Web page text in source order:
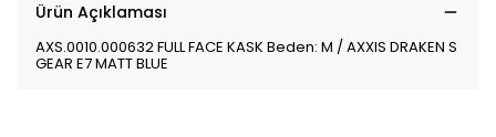
Ürün Açıklaması
AXS.0010.000632 FULL FACE KASK Beden: M / AXXIS DRAKEN S
GEAR E7 MATT BLUE